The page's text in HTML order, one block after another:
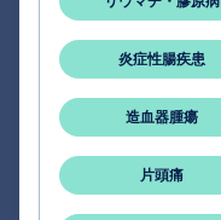
炎症性腸疾患
造血器腫瘍
片頭痛